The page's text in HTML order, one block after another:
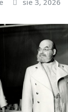
sie 3, 2026